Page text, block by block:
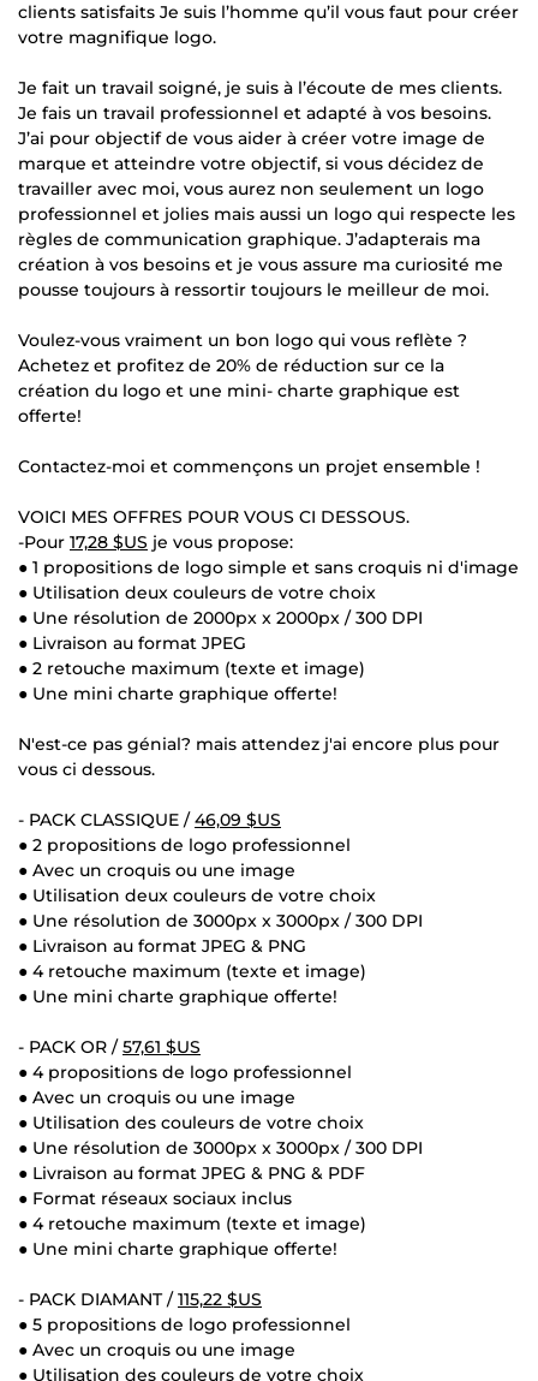
clients satisfaits Je suis l’homme qu’il vous faut pour créer
votre magnifique logo.
Je fait un travail soigné, je suis à l’écoute de mes clients.
Je fais un travail professionnel et adapté à vos besoins.
J’ai pour objectif de vous aider à créer votre image de
marque et atteindre votre objectif, si vous décidez de
travailler avec moi, vous aurez non seulement un logo
professionnel et jolies mais aussi un logo qui respecte les
règles de communication graphique. J’adapterais ma
création à vos besoins et je vous assure ma curiosité me
pousse toujours à ressortir toujours le meilleur de moi.
Voulez-vous vraiment un bon logo qui vous reflète ?
Achetez et profitez de 20% de réduction sur ce la
création du logo et une mini- charte graphique est
offerte!
Contactez-moi et commençons un projet ensemble !
VOICI MES OFFRES POUR VOUS CI DESSOUS.
-Pour 17,28 $US je vous propose:
● 1 propositions de logo simple et sans croquis ni d'image
● Utilisation deux couleurs de votre choix
● Une résolution de 2000px x 2000px / 300 DPI
● Livraison au format JPEG
● 2 retouche maximum (texte et image)
● Une mini charte graphique offerte!
N'est-ce pas génial? mais attendez j'ai encore plus pour
vous ci dessous.
- PACK CLASSIQUE /46,09 $US
● 2 propositions de logo professionnel
● Avec un croquis ou une image
● Utilisation deux couleurs de votre choix
● Une résolution de 3000px x 3000px / 300 DPI
● Livraison au format JPEG & PNG
● 4 retouche maximum (texte et image)
● Une mini charte graphique offerte!
- PACK OR /57,61 $US
● 4 propositions de logo professionnel
● Avec un croquis ou une image
● Utilisation des couleurs de votre choix
● Une résolution de 3000px x 3000px / 300 DPI
● Livraison au format JPEG & PNG & PDF
● Format réseaux sociaux inclus
● 4 retouche maximum (texte et image)
● Une mini charte graphique offerte!
- PACK DIAMANT /115,22 $US
● 5 propositions de logo professionnel
● Avec un croquis ou une image
● Utilisation des couleurs de votre choix